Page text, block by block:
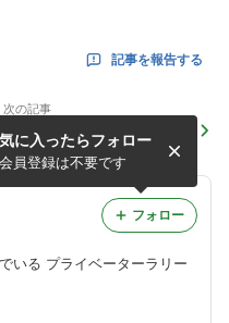
記事を報告する
次の記事
車より高いダンパー
いる プライベーターラリー
気に入ったらフォロー
会員登録は不要です
フォロー